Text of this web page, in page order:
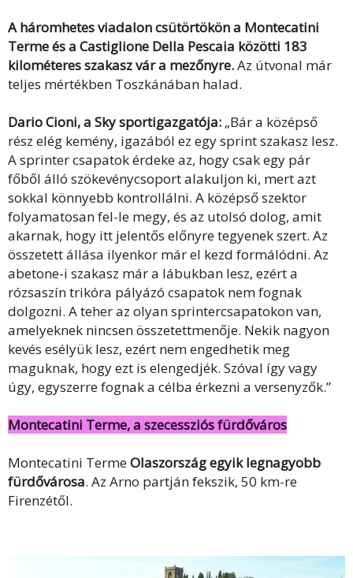
A háromhetes viadalon csütörtökön a Montecatini
Terme és a Castiglione Della Pescaia közötti 183
kilométeres szakasz vár a mezőnyre.Az útvonal már
teljes mértékben Toszkánában halad.
Dario Cioni, a Sky sportigazgatója: „Bár a középső
rész elég kemény, igazából ez egy sprint szakasz lesz.
A sprinter csapatok érdeke az, hogy csak egy pár
főből álló szökevénycsoport alakuljon ki, mert azt
sokkal könnyebb kontrollálni. A középső szektor
folyamatosan fel-le megy, és az utolsó dolog, amit
akarnak, hogy itt jelentős előnyre tegyenek szert. Az
összetett állása ilyenkor már el kezd formálódni. Az
abetone-i szakasz már a lábukban lesz, ezért a
rózsaszín trikóra pályázó csapatok nem fognak
dolgozni. A teher az olyan sprintercsapatokon van,
amelyeknek nincsen összetettmenője. Nekik nagyon
kevés esélyük lesz, ezért nem engedhetik meg
maguknak, hogy ezt is elengedjék. Szóval így vagy
úgy, egyszerre fognak a célba érkezni a versenyzők.”
Montecatini Terme, a szecessziós fürdőváros
Montecatini TermeOlaszország egyik legnagyobb
fürdővárosa. Az Arno partján fekszik, 50 km-re
Firenzétől.